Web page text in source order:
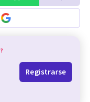
?
Registrarse